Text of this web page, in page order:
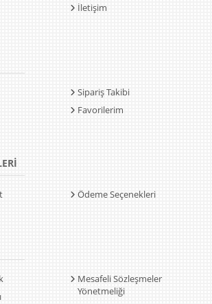
İletişim
Sipariş Takibi
Favorilerim
Ödeme Seçenekleri
Mesafeli Sözleşmeler
Yönetmeliği